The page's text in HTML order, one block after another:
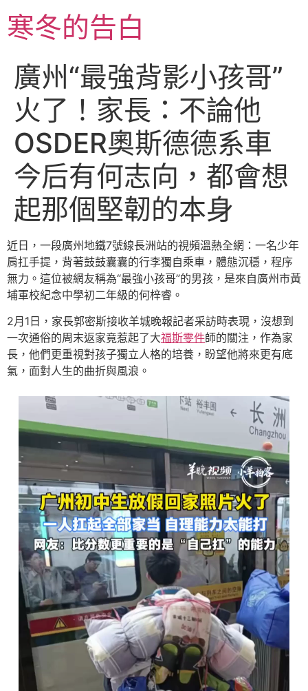
至
主寒冬的告白
廣州“最強背影小孩哥”
火了！家長：不論他
OSDER奧斯德德系車
今后有何志向，都會想
起那個堅韌的本身
近日，一段廣州地鐵7號線長洲站的視頻溫熱全網：一名少年
肩扛手提，背著鼓鼓囊囊的行李獨自乘車，體態沉穩，程序
無力。這位被網友稱為“最強小孩哥”的男孩，是來自廣州市黃
埔軍校紀念中學初二年級的何梓睿。
2月1日，家長郭密斯接收羊城晚報記者采訪時表現，沒想到
一次通俗的周末返家竟惹起了大福斯零件師的關注，作為家
長，他們更重視對孩子獨立人格的培養，盼望他將來更有底
氣，面對人生的曲折與風浪。